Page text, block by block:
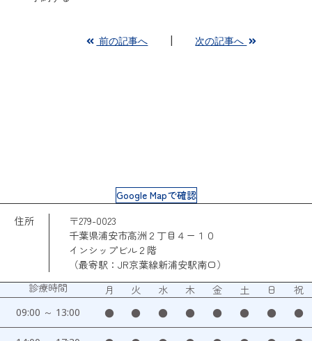
前の記事へ 次の記事へ
Google Mapで確認
住所
〒279-0023
千葉県浦安市高洲２丁目４ー１０
インシップビル２階
（最寄駅：JR京葉線新浦安駅南口）
診療時間
月 火 水 木 金 土 日 祝
09:00 ～ 13:00 ● ● ● ● ● ● ● ●